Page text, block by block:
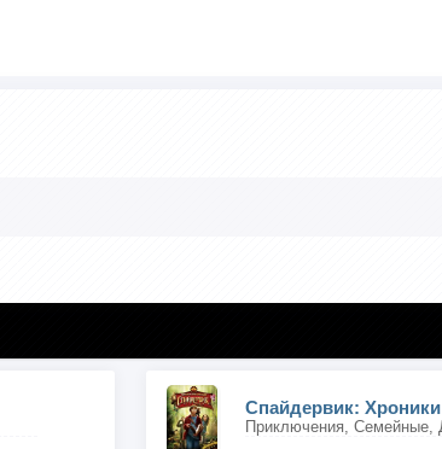
Спайдервик: Хроники